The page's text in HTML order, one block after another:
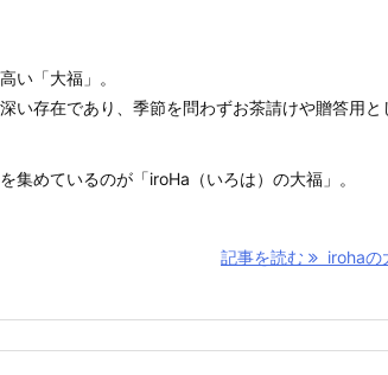
い「大福」。
い存在であり、季節を問わずお茶請けや贈答用と
集めているのが「iroHa（いろは）の大福」。
記事を読む irohaの